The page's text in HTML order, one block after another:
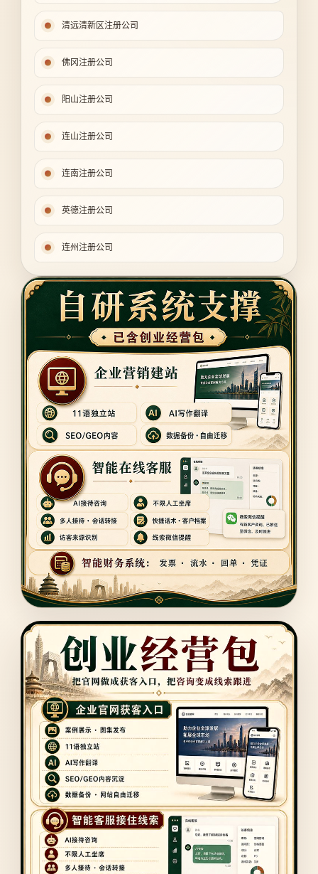
清远清新区注册公司
佛冈注册公司
阳山注册公司
连山注册公司
连南注册公司
英德注册公司
连州注册公司